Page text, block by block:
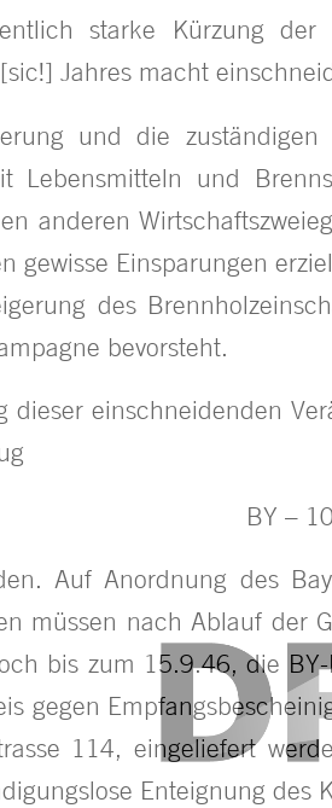
starke Kürzung
Jahres macht
und die
Lebensmitteln und
anderen
gewisse Einsparungen
des
bevorsteht.
dieser einschneidenden
BY –
Auf Anordnung des
müssen nach Ablauf der
bis zum 15.9.46, die
gegen
114, eingeliefert
Enteignung des